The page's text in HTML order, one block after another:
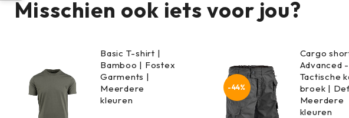
Misschien ook iets voor jou?
Basic T-shirt |
Bamboo | Fostex
Garments |
Meerdere
kleuren
-44%
Cargo
Advanced -
Tactische
broek |
Meerdere
kleuren